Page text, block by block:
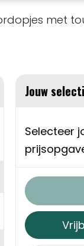
met
Jouw
Selecteer